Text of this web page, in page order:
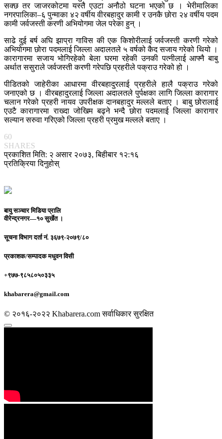
सक्छ तर जाजरकोटमा यस्तै एउटा अनौठो घटना भएको छ । भेरीमालिका
नगरपालिका–६ पुन्माका ४२ वर्षीय वीरबहादुर कामी र उनकै छोरा २४ वर्षीय पदम
कामी जर्वजस्ती करणी अभियोगमा जेल परेका हुन् ।
साढे दुई बर्ष अघि झाप्रा गाविस की एक किशोरीलाई जर्वजस्ती करणी गरेको
अभियोगमा छोरा पदमलाई जिल्ला अदालतले ५ वर्षको कैद सजाय गरेको थियो ।
कारागारमा सजाय भोगिरहेको बेला घरमा रहेकी उनकी पत्नीलाई आफ्नै बाबु
अर्थात ससुराले जर्वजस्ती करणी गरेपछि प्रहरीले पक्राउ गरेको हो ।
पीडितको जाहेरीका आधारमा वीरबहादुरलाई प्रहरीले हालै पक्राउ गरेको
जनाएको छ । वीरबहादुरलाई जिल्ला अदालतले पुर्पक्षका लागि जिल्ला कारागार
चलान गरेको प्रहरी नायव उपरीक्षक दानबहादुर मल्लले बताए । बाबु छोरालाई
एउटै कारागारमा राख्दा जोखिम बढ्ने भन्दै छोरा पदमलाई जिल्ला कारागार
सल्यान सरुवा गरिएको जिल्ला प्रहरी प्रमुख मल्लले बताए ।
60
SHARES
प्रकाशित मिति: २ असार २०७३, बिहीबार १२:१६
प्रतिक्रिया दिनुहोस्
बायु सञ्चार मिडिया प्रालि
वीरेन्द्रनगर—१० सुर्खेत ।
सूचना विभाग दर्ता नं. ३६७९-२०७९/८०
प्रकाशक/सम्पादकमधुवन विसी
+९७७-९८५८०५०३३५
khabarera@gmail.com
© २०१६-२०२२ Khabarera.com सर्वाधिकार सुरक्षित